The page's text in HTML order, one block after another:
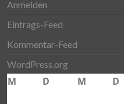
Anmelden
Eintrags-Feed
Kommentar-Feed
WordPress.org
M D M D